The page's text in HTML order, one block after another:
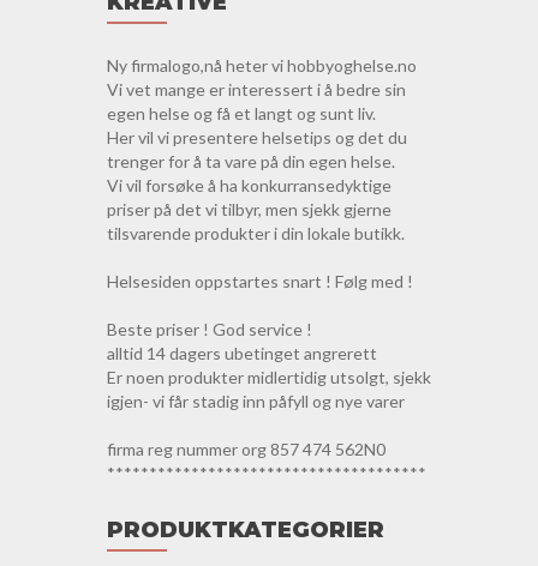
Ny firmalogo,nå heter vi hobbyoghelse.no
Vi vet mange er interessert i å bedre sin
egen helse og få et langt og sunt liv.
Her vil vi presentere helsetips og det du
trenger for å ta vare på din egen helse.
Vi vil forsøke å ha konkurransedyktige
priser på det vi tilbyr, men sjekk gjerne
tilsvarende produkter i din lokale butikk.
Helsesiden oppstartes snart ! Følg med !
Beste priser ! God service !
alltid 14 dagers ubetinget angrerett
Er noen produkter midlertidig utsolgt, sjekk
igjen- vi får stadig inn påfyll og nye varer
firma reg nummer org 857 474 562N0
**************************************
PRODUKTKATEGORIER